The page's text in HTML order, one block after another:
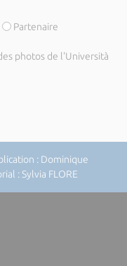
Partenaire
photos de l'Università
: Dominique
: Sylvia FLORE